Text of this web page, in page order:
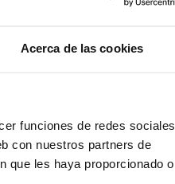
Acerca de las cookies
funciones de redes sociales
con nuestros partners de
que les haya proporcionado o